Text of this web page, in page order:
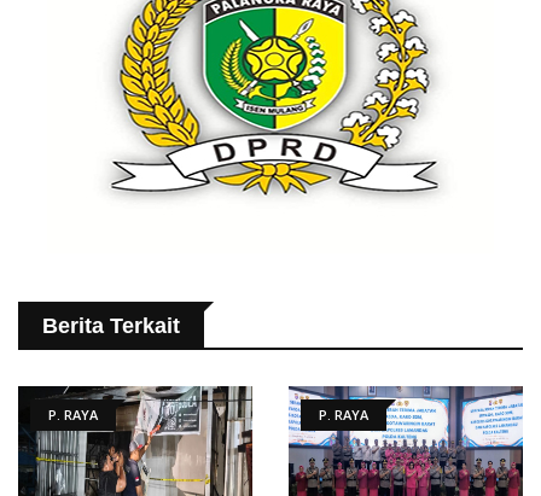
Berita Terkait
P. RAYA P. RAYA